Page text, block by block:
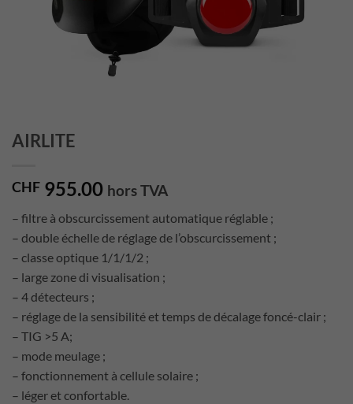
AIRLITE
CHF 955.00 hors TVA
– filtre à obscurcissement automatique réglable ;
– double échelle de réglage de l’obscurcissement ;
– classe optique 1/1/1/2 ;
– large zone di visualisation ;
– 4 détecteurs ;
– réglage de la sensibilité et temps de décalage foncé-clair ;
– TIG >5 A;
– mode meulage ;
– fonctionnement à cellule solaire ;
– léger et confortable.